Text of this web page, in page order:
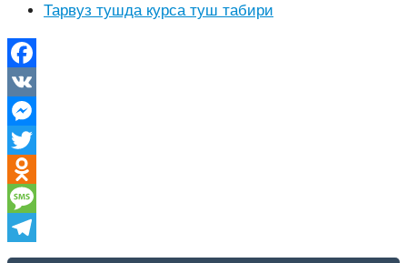
Тарвуз тушда курса туш табири
Facebook
VK
Messenger
Twitter
Odnoklassniki
Message
Telegram